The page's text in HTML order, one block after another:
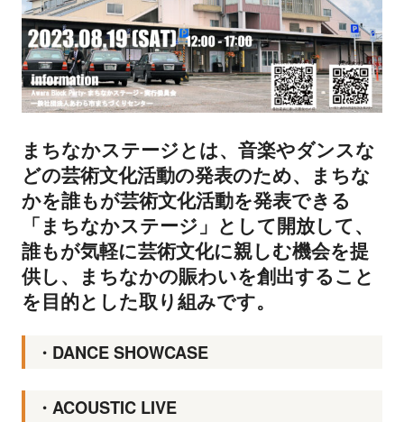
まちなかステージとは、音楽やダンスな
どの芸術文化活動の発表のため、まちな
かを誰もが芸術文化活動を発表できる
「まちなかステージ」として開放して、
誰もが気軽に芸術文化に親しむ機会を提
供し、まちなかの賑わいを創出すること
を目的とした取り組みです。
・DANCE SHOWCASE
・ACOUSTIC LIVE